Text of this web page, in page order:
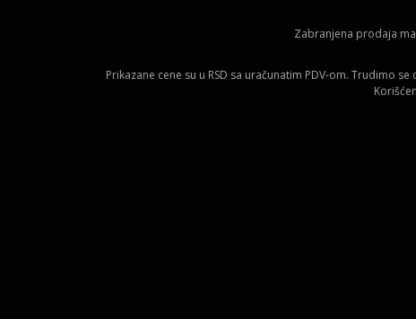
Zabranjena prodaja
Prikazane cene su u RSD sa uračunatim PDV-om. Trudimo